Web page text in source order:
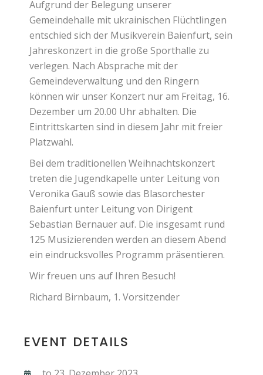
Aufgrund der Belegung unserer
Gemeindehalle mit ukrainischen Flüchtlingen
entschied sich der Musikverein Baienfurt, sein
Jahreskonzert in die große Sporthalle zu
verlegen. Nach Absprache mit der
Gemeindeverwaltung und den Ringern
können wir unser Konzert nur am Freitag, 16.
Dezember um 20.00 Uhr abhalten. Die
Eintrittskarten sind in diesem Jahr mit freier
Platzwahl.
Bei dem traditionellen Weihnachtskonzert
treten die Jugendkapelle unter Leitung von
Veronika Gauß sowie das Blasorchester
Baienfurt unter Leitung von Dirigent
Sebastian Bernauer auf. Die insgesamt rund
125 Musizierenden werden an diesem Abend
ein eindrucksvolles Programm präsentieren.
Wir freuen uns auf Ihren Besuch!
Richard Birnbaum, 1. Vorsitzender
EVENT DETAILS